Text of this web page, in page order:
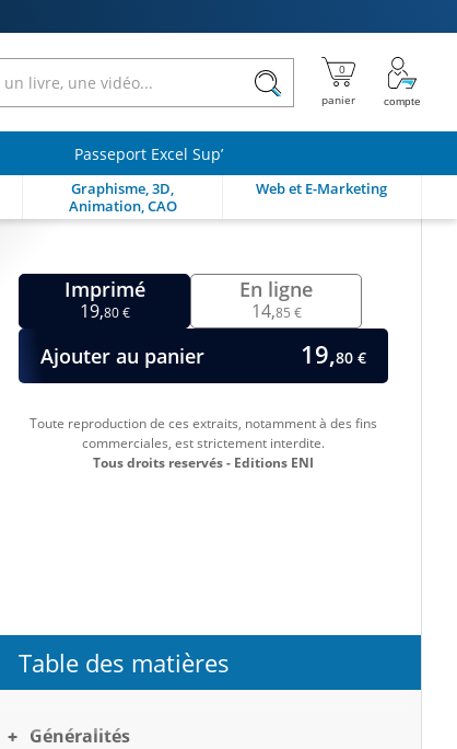
Passeport Excel Sup’
Graphisme, 3D,
Animation, CAO
Web et E-Marketing
Imprimé
19,80 €
En ligne
14,85 €
Ajouter au panier 19,80 €
Toute reproduction de ces extraits, notamment à des fins
commerciales, est strictement interdite.
Tous droits reservés - Editions ENI
Table des matières
Généralités